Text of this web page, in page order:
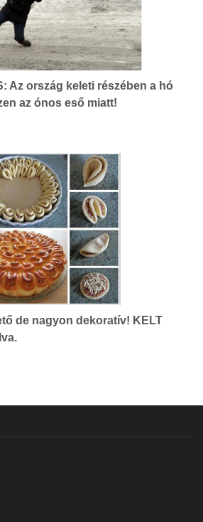
Az ország keleti részében a hó
az ónos eső miatt!
de nagyon dekoratív! KELT